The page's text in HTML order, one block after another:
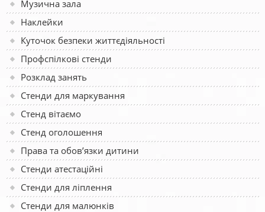
Музична зала
Наклейки
Куточок безпеки життєдіяльності
Профспілкові стенди
Розклад занять
Стенди для маркування
Стенд вітаємо
Стенд оголошення
Права та обов’язки дитини
Стенди атестаційні
Стенди для ліплення
Стенди для малюнків